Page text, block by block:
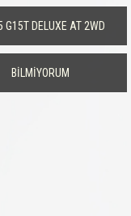
G15T DELUXE AT 2WD
BİLMİYORUM